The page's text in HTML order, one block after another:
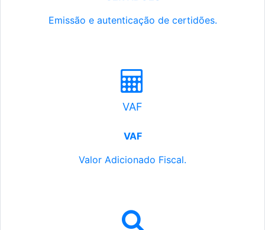
Emissão e autenticação de certidões.
VAF
VAF
Valor Adicionado Fiscal.